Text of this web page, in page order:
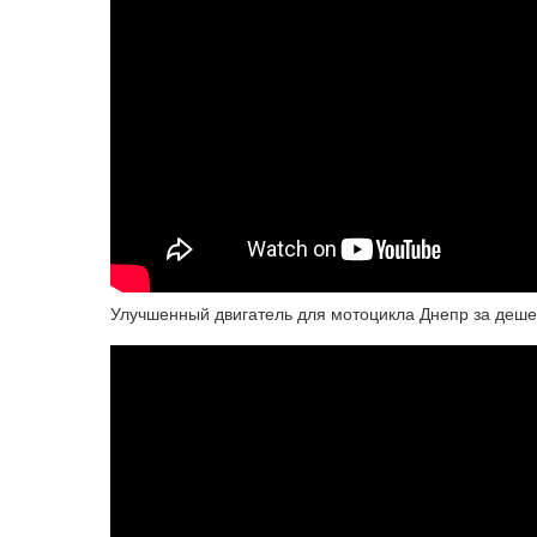
Улучшенный двигатель для мотоцикла Днепр за